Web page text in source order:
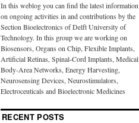
In this weblog you can find the latest information
on ongoing activities in and contributions by the
Section Bioelectronics of Delft University of
Technology. In this group we are working on
Biosensors, Organs on Chip, Flexible Implants,
Artificial Retinas, Spinal-Cord Implants, Medical
Body-Area Networks, Energy Harvesting,
Neurosensing Devices, Neurostimulators,
Electroceuticals and Bioelectronic Medicines
RECENT POSTS